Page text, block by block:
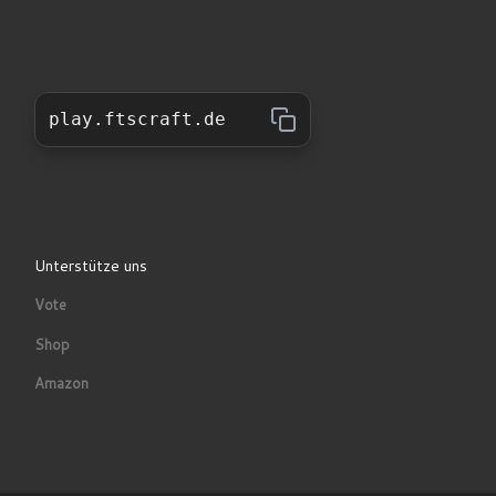
play.ftscraft.de
Unterstütze uns
Vote
Shop
Amazon